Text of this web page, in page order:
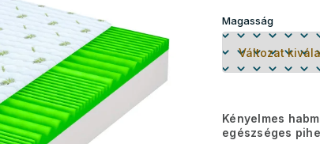
Magasság
Kényelmes
egészséges